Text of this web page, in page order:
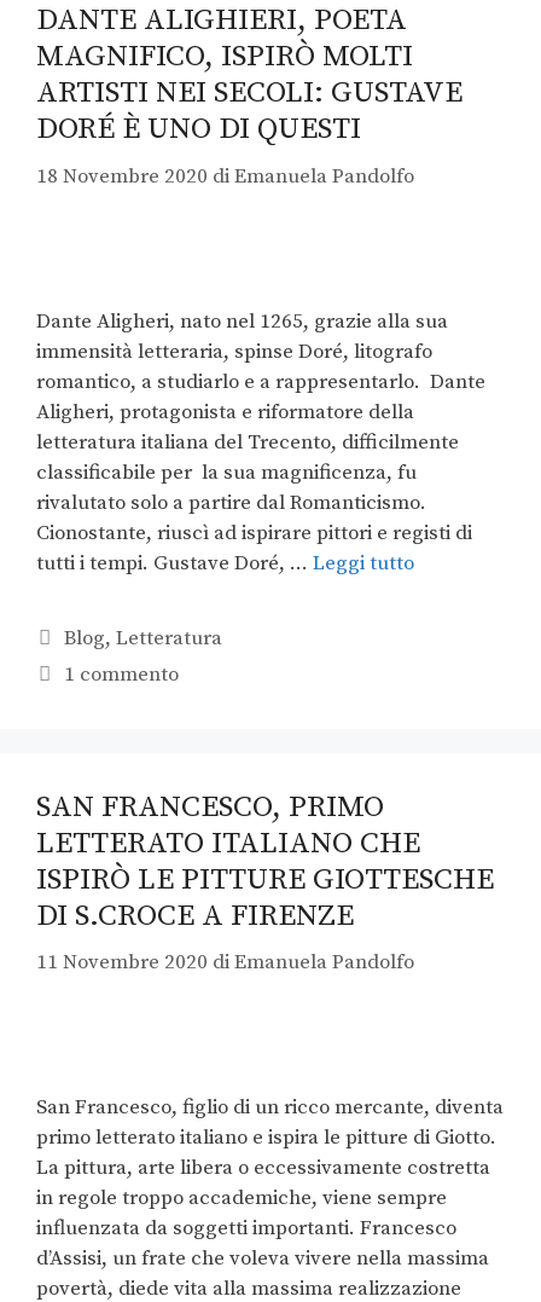
DANTE ALIGHIERI, POETA
MAGNIFICO, ISPIRÒ MOLTI
ARTISTI NEI SECOLI: GUSTAVE
DORÉ È UNO DI QUESTI
18 Novembre 2020 diEmanuela Pandolfo
Dante Aligheri, nato nel 1265, grazie alla sua
immensità letteraria, spinse Doré, litografo
romantico, a studiarlo e a rappresentarlo. Dante
Aligheri, protagonista e riformatore della
letteratura italiana del Trecento, difficilmente
classificabile per la sua magnificenza, fu
rivalutato solo a partire dal Romanticismo.
Cionostante, riuscì ad ispirare pittori e registi di
tutti i tempi. Gustave Doré, … Leggi tutto
Blog,Letteratura
1 commento
SAN FRANCESCO, PRIMO
LETTERATO ITALIANO CHE
ISPIRÒ LE PITTURE GIOTTESCHE
DI S.CROCE A FIRENZE
11 Novembre 2020 diEmanuela Pandolfo
San Francesco, figlio di un ricco mercante, diventa
primo letterato italiano e ispira le pitture di Giotto.
La pittura, arte libera o eccessivamente costretta
in regole troppo accademiche, viene sempre
influenzata da soggetti importanti. Francesco
d’Assisi, un frate che voleva vivere nella massima
povertà, diede vita alla massima realizzazione